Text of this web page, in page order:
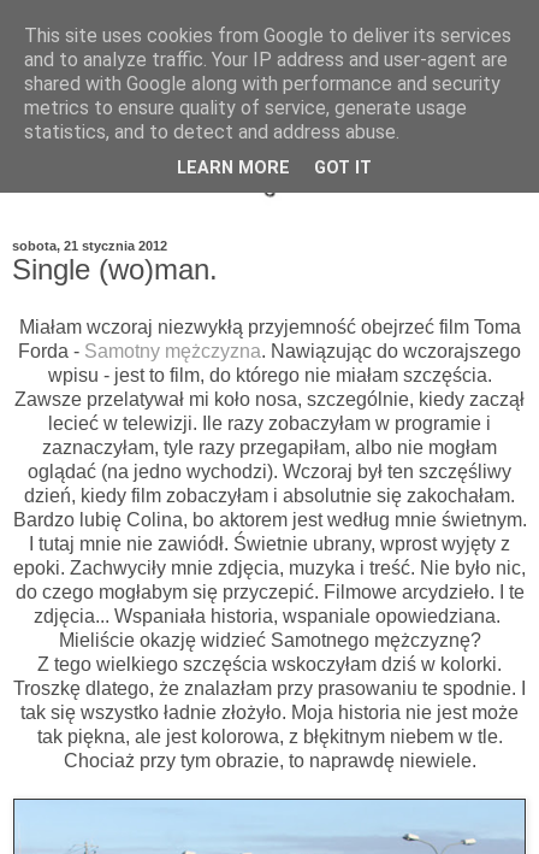
sobota, 21 stycznia 2012
Single (wo)man.
Miałam wczoraj niezwykłą przyjemność obejrzeć film Toma
Forda - Samotny mężczyzna. Nawiązując do wczorajszego
wpisu - jest to film, do którego nie miałam szczęścia.
Zawsze przelatywał mi koło nosa, szczególnie, kiedy zaczął
lecieć w telewizji. Ile razy zobaczyłam w programie i
zaznaczyłam, tyle razy przegapiłam, albo nie mogłam
oglądać (na jedno wychodzi). Wczoraj był ten szczęśliwy
dzień, kiedy film zobaczyłam i absolutnie się zakochałam.
Bardzo lubię Colina, bo aktorem jest według mnie świetnym.
I tutaj mnie nie zawiódł. Świetnie ubrany, wprost wyjęty z
epoki. Zachwyciły mnie zdjęcia, muzyka i treść. Nie było nic,
do czego mogłabym się przyczepić. Filmowe arcydzieło. I te
zdjęcia... Wspaniała historia, wspaniale opowiedziana.
Mieliście okazję widzieć Samotnego mężczyznę?
Z tego wielkiego szczęścia wskoczyłam dziś w kolorki.
Troszkę dlatego, że znalazłam przy prasowaniu te spodnie. I
tak się wszystko ładnie złożyło. Moja historia nie jest może
tak piękna, ale jest kolorowa, z błękitnym niebem w tle.
Chociaż przy tym obrazie, to naprawdę niewiele.
This site uses cookies from Google to deliver its services
and to analyze traffic. Your IP address and user-agent are
shared with Google along with performance and security
metrics to ensure quality of service, generate usage
statistics, and to detect and address abuse.
LEARN MORE GOT IT